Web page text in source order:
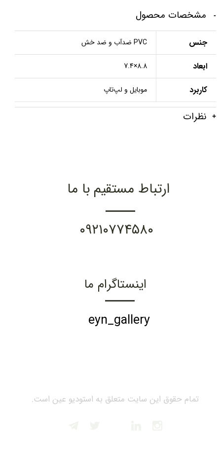
مشخصات محصول
جنس PVC ضدآب و ضد خش
ابعاد 8.8×7.4
کاربرد موبایل و لپ‌تاپ
نظرات
تمام حقوق این سایت متعلق به استودیو عین است.
ارتباط مستقیم با ما
۰۹۲۱۰۷۷۴۵۸۰
اینستاگرام ما
eyn_gallery